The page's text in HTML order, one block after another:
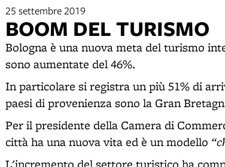
25 settembre 2019
BOOM DEL TURISMO
Bologna è una nuova meta del turismo
sono aumentate del 46%.
In particolare si registra un più 51% di
paesi di provenienza sono la Gran
Per il presidente della Camera di
città ha una nuova vita ed è un modello